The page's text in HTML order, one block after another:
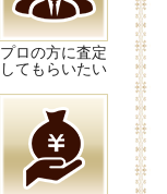
プロの方に査定
してもらいたい